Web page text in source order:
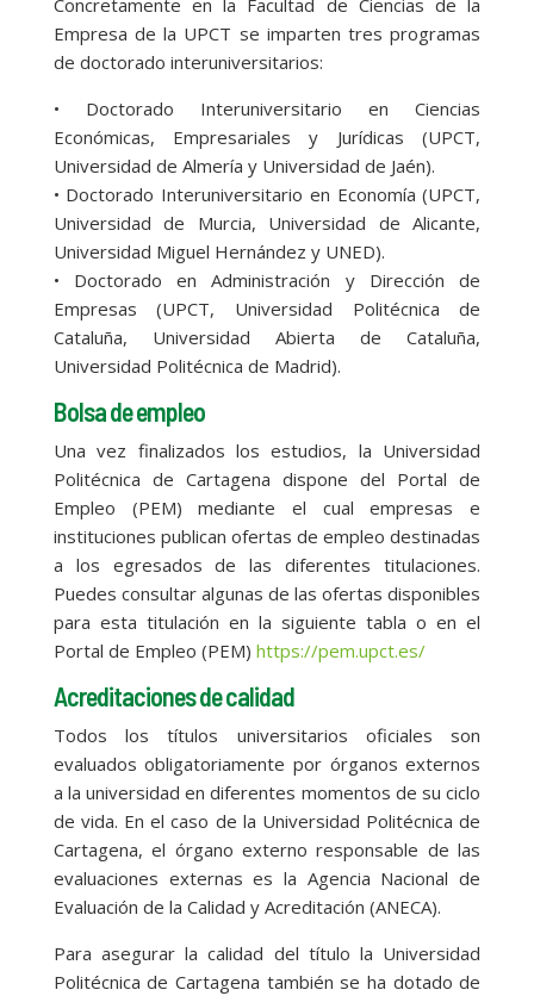
Concretamente en la Facultad de Ciencias de la
Empresa de la UPCT se imparten tres programas
de doctorado interuniversitarios:
• Doctorado Interuniversitario en Ciencias
Económicas, Empresariales y Jurídicas (UPCT,
Universidad de Almería y Universidad de Jaén).
• Doctorado Interuniversitario en Economía (UPCT,
Universidad de Murcia, Universidad de Alicante,
Universidad Miguel Hernández y UNED).
• Doctorado en Administración y Dirección de
Empresas (UPCT, Universidad Politécnica de
Cataluña, Universidad Abierta de Cataluña,
Universidad Politécnica de Madrid).
Bolsa de empleo
Una vez finalizados los estudios, la Universidad
Politécnica de Cartagena dispone del Portal de
Empleo (PEM) mediante el cual empresas e
instituciones publican ofertas de empleo destinadas
a los egresados de las diferentes titulaciones.
Puedes consultar algunas de las ofertas disponibles
para esta titulación en la siguiente tabla o en el
Portal de Empleo (PEM) https://pem.upct.es/
Acreditaciones de calidad
Todos los títulos universitarios oficiales son
evaluados obligatoriamente por órganos externos
a la universidad en diferentes momentos de su ciclo
de vida. En el caso de la Universidad Politécnica de
Cartagena, el órgano externo responsable de las
evaluaciones externas es la Agencia Nacional de
Evaluación de la Calidad y Acreditación (ANECA).
Para asegurar la calidad del título la Universidad
Politécnica de Cartagena también se ha dotado de